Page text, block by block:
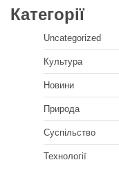
Категорії
Uncategorized
Культура
Новини
Природа
Суспільство
Технології